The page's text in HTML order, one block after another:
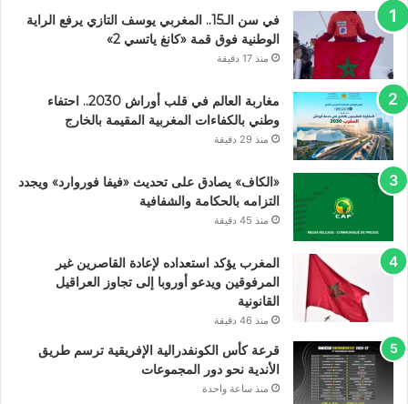
في سن الـ15.. المغربي يوسف التازي يرفع الراية
الوطنية فوق قمة «كانغ ياتسي 2»
منذ 17 دقيقة
مغاربة العالم في قلب أوراش 2030.. احتفاء
وطني بالكفاءات المغربية المقيمة بالخارج
منذ 29 دقيقة
«الكاف» يصادق على تحديث «فيفا فوروارد» ويجدد
التزامه بالحكامة والشفافية
منذ 45 دقيقة
المغرب يؤكد استعداده لإعادة القاصرين غير
المرفوقين ويدعو أوروبا إلى تجاوز العراقيل
القانونية
منذ 46 دقيقة
قرعة كأس الكونفدرالية الإفريقية ترسم طريق
الأندية نحو دور المجموعات
منذ ساعة واحدة